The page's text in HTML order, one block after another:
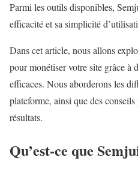
Parmi les outils disponibles,
efficacité et sa simplicité
Dans cet article, nous allons
pour monétiser votre site grâce à
efficaces. Nous aborderons les
plateforme, ainsi que des
résultats.
Qu’est-ce que